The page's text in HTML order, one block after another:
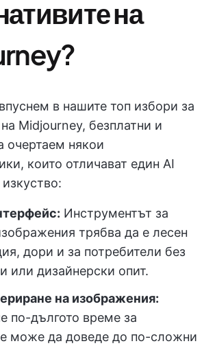
на
в нашите топ избори за
Midjourney, безплатни и
очертаем някои
които отличават един AI
Инструментът за
трябва да е лесен
дори и за потребители без
или дизайнерски опит.
на изображения:
по-дългото време за
може да доведе до по-сложни